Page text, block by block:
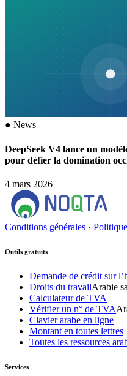
● News
DeepSeek V4 lance un
pour défier la domination
4 mars 2026
Conditions générales ·
Outils gratuits
Demande de crédit sur
Droits du travailArabie
Calculateur de TVA
Vérifier un n° de TVA
Clavier arabe en ligne
Montant en toutes lettres
Toutes les ressources
Services